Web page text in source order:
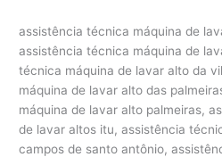
assistência técnica máquina de
assistência técnica máquina de
técnica máquina de lavar alto da
máquina de lavar alto das
máquina de lavar alto palmeiras,
de lavar altos itu, assistência
campos de santo antônio,